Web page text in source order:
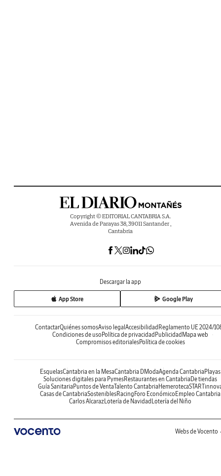
Copyright © EDITORIAL CANTABRIA S.A.
Avenida de Parayas 38, 39011 Santander ,
Cantabria
Descargar la app
App Store Google Play
ContactarQuiénes somosAviso legal Accesibilidad Reglamento UE 2024/
Condiciones de uso Política de privacidad Publicidad Mapa web
Compromisos editorialesPolítica de cookies
EsquelasCantabria en la MesaCantabria DModaAgenda Cantabria Playas
Soluciones digitales para PymesRestaurantes en Cantabria De tiendas
Guía Sanitaria Puntos de VentaTalento Cantabria Hemeroteca
Casas de CantabriaSosteniblesRacing Foro Económico Empleo Cantabria
Carlos AlcarazLotería de Navidad Lotería del Niño
Webs de Vocento